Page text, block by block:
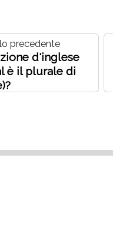
precedente
d'inglese
è il plurale di